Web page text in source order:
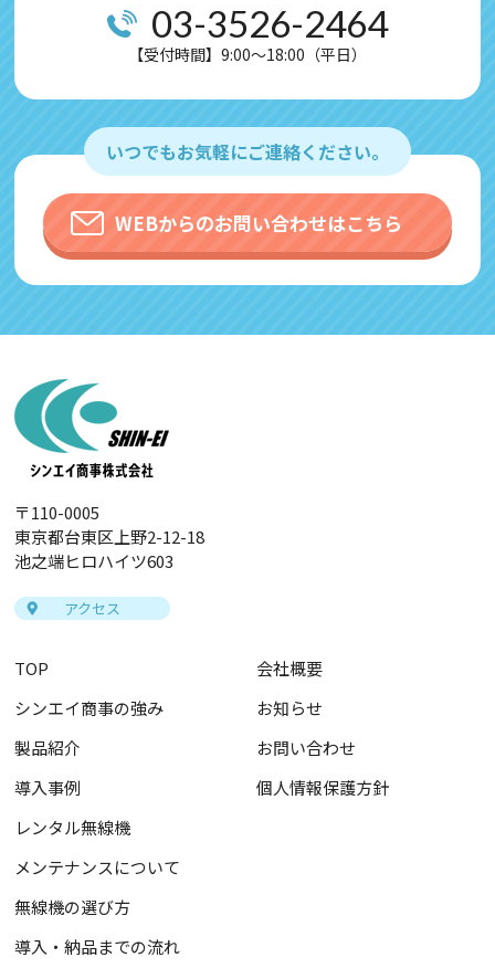
03-3526-2464
【受付時間】9:00～18:00（平日）
いつでもお気軽にご連絡ください。
WEBからのお問い合わせはこちら
〒110-0005
東京都台東区上野2-12-18
池之端ヒロハイツ603
アクセス
TOP
シンエイ商事の強み
製品紹介
導入事例
レンタル無線機
メンテナンスについて
無線機の選び方
導入・納品までの流れ
会社概要
お知らせ
お問い合わせ
個人情報保護方針